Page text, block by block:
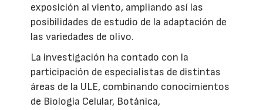
exposición al viento, ampliando así las
posibilidades de estudio de la adaptación de
las variedades de olivo.
La investigación ha contado con la
participación de especialistas de distintas
áreas de la ULE, combinando conocimientos
de Biología Celular, Botánica,